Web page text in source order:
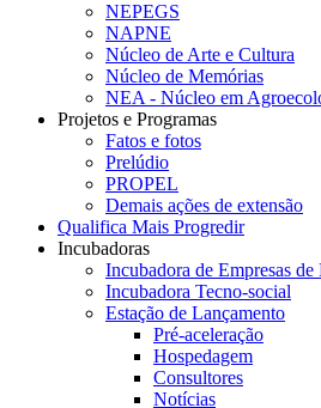
NEPEGS
NAPNE
Núcleo de Arte e Cultura
Núcleo de Memórias
NEA - Núcleo em
Projetos e Programas
Fatos e fotos
Prelúdio
PROPEL
Demais ações de extensão
Qualifica Mais Progredir
Incubadoras
Incubadora de Empresas de
Incubadora Tecno-social
Estação de Lançamento
Pré-aceleração
Hospedagem
Consultores
Notícias